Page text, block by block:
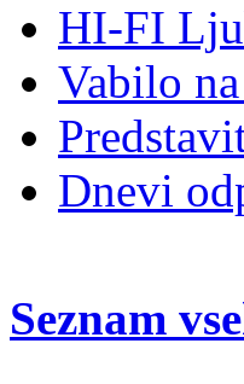
HI-FI
Vabilo
Dnevi
Seznam